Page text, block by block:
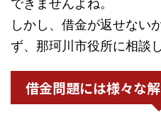
できませんよね。
しかし、借金が返せない
ず、那珂川市役所に相談
借金問題には様々な